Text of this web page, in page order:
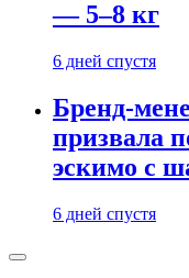
— 5–8 кг
6 дней спустя
Бренд-
призвала
эскимо с
6 дней спустя